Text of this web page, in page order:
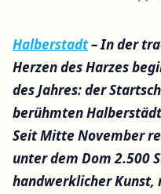
Halberstadt– In der
Herzen des Harzes
des Jahres: der
berühmten
Seit Mitte November
unter dem Dom 2.500
handwerklicher